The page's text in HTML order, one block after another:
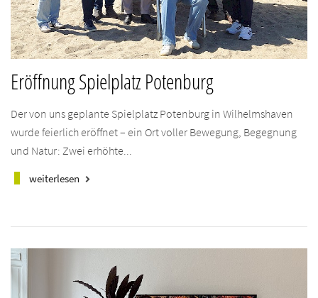
Eröffnung Spielplatz Potenburg
Der von uns geplante Spielplatz Potenburg in Wilhelmshaven
wurde feierlich eröffnet – ein Ort voller Bewegung, Begegnung
und Natur: Zwei erhöhte...
weiterlesen keyboard_arrow_right